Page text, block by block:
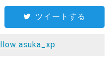
ツイートする
asuka_xp